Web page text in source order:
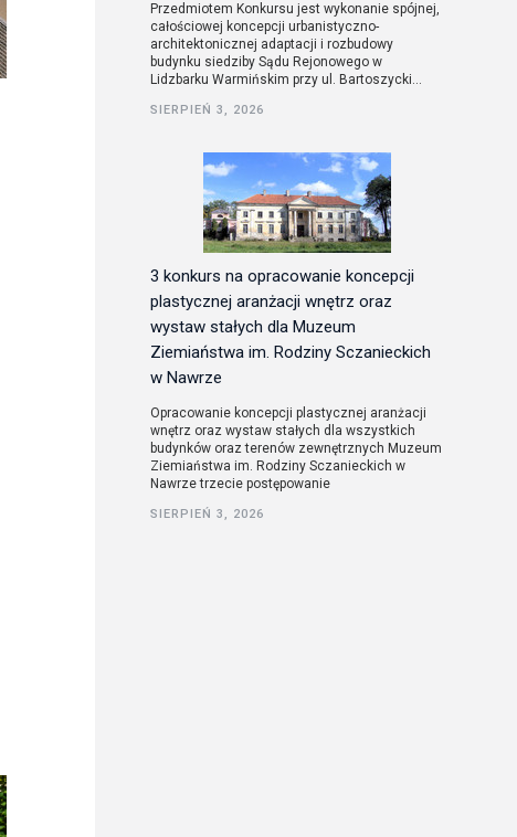
Przedmiotem Konkursu jest wykonanie spójnej,
całościowej koncepcji urbanistyczno-
architektonicznej adaptacji i rozbudowy
budynku siedziby Sądu Rejonowego w
Lidzbarku Warmińskim przy ul. Bartoszycki...
SIERPIEŃ 3, 2026
3 konkurs na opracowanie koncepcji
plastycznej aranżacji wnętrz oraz
wystaw stałych dla Muzeum
Ziemiaństwa im. Rodziny Sczanieckich
w Nawrze
Opracowanie koncepcji plastycznej aranżacji
wnętrz oraz wystaw stałych dla wszystkich
budynków oraz terenów zewnętrznych Muzeum
Ziemiaństwa im. Rodziny Sczanieckich w
Nawrze trzecie postępowanie
SIERPIEŃ 3, 2026